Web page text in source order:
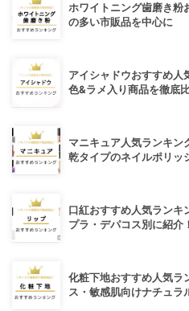
ホワイトニング歯磨き粉
の多い市販品を中心に
アイシャドウおすすめ人
色&ラメ入り商品を徹底
マニキュア人気ランキン
乾タイプのネイルポリッ
口紅おすすめ人気ランキ
プラ・デパコス別に紹介！
化粧下地おすすめ人気ラ
ス・敏感肌向けナチュラ